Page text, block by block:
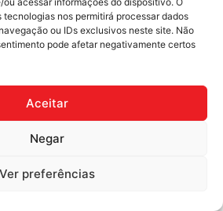
nos permitirá processar dados
ou IDs exclusivos neste site. Não
pode afetar negativamente certos
Aceitar
Negar
Ver preferências
Veja nosso Instagram
Todos os direitos reservados